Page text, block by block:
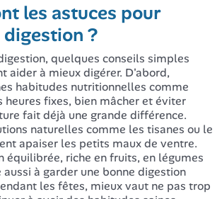
les astuces pour
?
quelques conseils simples
aider à mieux digérer. D'abord,
habitudes nutritionnelles comme
heures fixes, bien mâcher et éviter
fait déjà une grande différence.
naturelles comme les tisanes ou le
apaiser les petits maux de ventre.
équilibrée, riche en fruits, en légumes
à garder une bonne digestion
les fêtes, mieux vaut ne pas trop